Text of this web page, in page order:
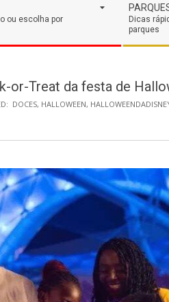
ou escolha por
Dicas
parques
Treat da festa de
DOCES, HALLOWEEN,